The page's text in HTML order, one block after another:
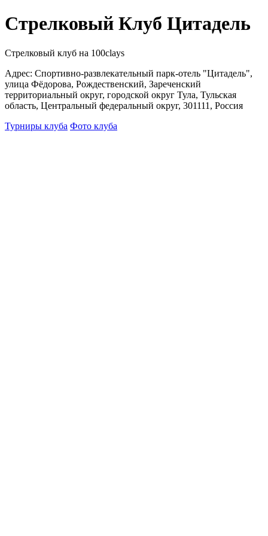
Стрелковый Клуб Цитадель
Стрелковый клуб на 100clays
Адрес: Спортивно-развлекательный парк-отель "Цитадель",
улица Фёдорова, Рождественский, Зареченский
территориальный округ, городской округ Тула, Тульская
область, Центральный федеральный округ, 301111, Россия
Турниры клуба Фото клуба